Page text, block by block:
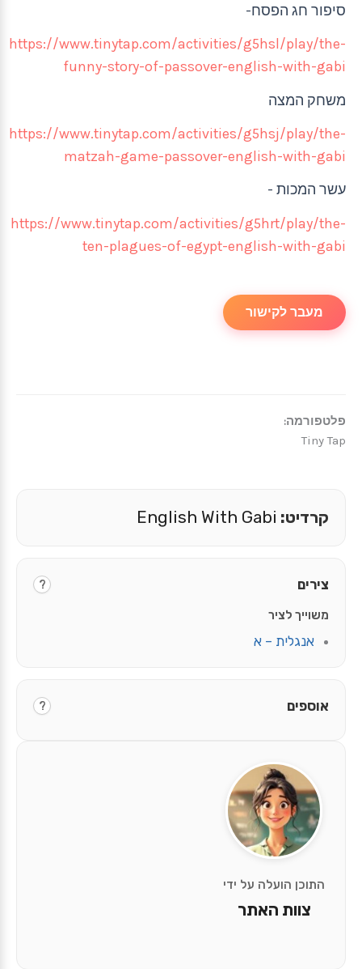
סיפור חג הפסח-
https://www.tinytap.com/activities/g5hsl/play/the-
funny-story-of-passover-english-with-gabi
משחק המצה
https://www.tinytap.com/activities/g5hsj/play/the-
matzah-game-passover-english-with-gabi
עשר המכות -
https://www.tinytap.com/activities/g5hrt/play/the-
ten-plagues-of-egypt-english-with-gabi
מעבר לקישור
פלטפורמה:
Tiny Tap
התוכן הועלה על ידי
צוות האתר
קרדיט: English With Gabi
צירים ?
משוייך לציר
אנגלית – א
אוספים ?